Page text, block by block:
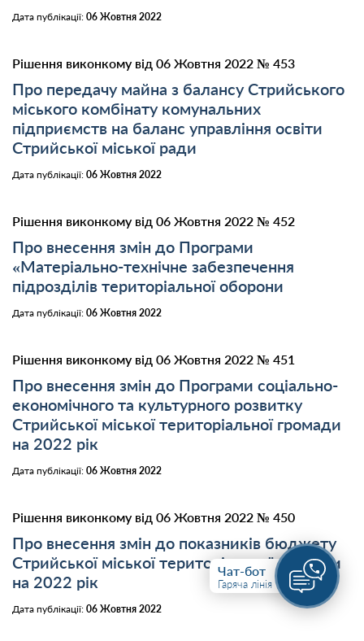
Дата публікації: 06 Жовтня 2022
Рішення виконкому від 06 Жовтня 2022 № 453
Про передачу майна з балансу Стрийського
міського комбінату комунальних
підприємств на баланс управління освіти
Стрийської міської ради
Дата публікації: 06 Жовтня 2022
Рішення виконкому від 06 Жовтня 2022 № 452
Про внесення змін до Програми
«Матеріально-технічне забезпечення
підрозділів територіальної оборони
Дата публікації: 06 Жовтня 2022
Рішення виконкому від 06 Жовтня 2022 № 451
Про внесення змін до Програми соціально-
економічного та культурного розвитку
Стрийської міської територіальної громади
на 2022 рік
Дата публікації: 06 Жовтня 2022
Рішення виконкому від 06 Жовтня 2022 № 450
Про внесення змін до показників бюджету
Стрийської міської територіальної громади
на 2022 рік
Дата публікації: 06 Жовтня 2022
Чат-бот
Гаряча лінія